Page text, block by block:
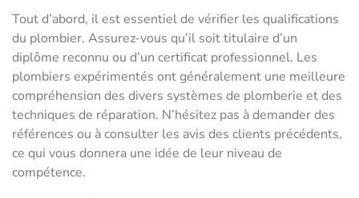
Tout d’abord, il est essentiel de vérifier les qualifications
du plombier. Assurez-vous qu’il soit titulaire d’un
diplôme reconnu ou d’un certificat professionnel. Les
plombiers expérimentés ont généralement une meilleure
compréhension des divers systèmes de plomberie et des
techniques de réparation. N’hésitez pas à demander des
références ou à consulter les avis des clients précédents,
ce qui vous donnera une idée de leur niveau de
compétence.